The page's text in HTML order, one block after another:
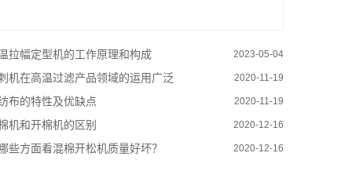
拉幅定型机的工作原理和构成 2023-05-04
机在高温过滤产品领域的运用广泛 2020-11-19
布的特性及优缺点 2020-11-19
机和开棉机的区别 2020-12-16
些方面看混棉开松机质量好坏？ 2020-12-16